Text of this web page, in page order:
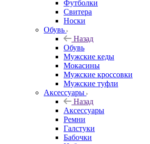
Футболки
Свитера
Носки
Обувь
Назад
Обувь
Мужские кеды
Мокасины
Мужские кроссовки
Мужские туфли
Аксессуары
Назад
Аксессуары
Ремни
Галстуки
Бабочки